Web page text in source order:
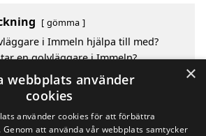
gömma
i Immeln hjälpa till med?
en golvläggare i Immeln?
välja golvläggare i Immeln
golvläggare i de omgivande
×
webbplats använder
cookies
använder cookies för att förbättra
att använda vår webbplats samtycker